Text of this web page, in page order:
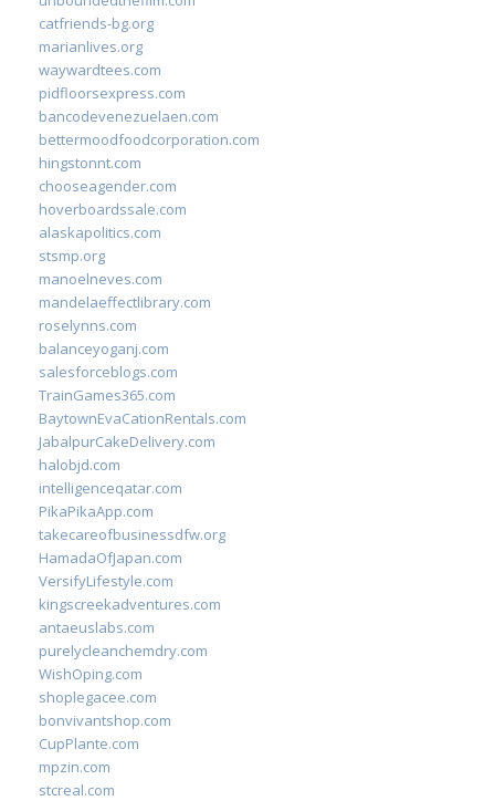
catfriends-bg.org
marianlives.org
waywardtees.com
pidfloorsexpress.com
bancodevenezuelaen.com
bettermoodfoodcorporation.com
hingstonnt.com
chooseagender.com
hoverboardssale.com
alaskapolitics.com
stsmp.org
manoelneves.com
mandelaeffectlibrary.com
roselynns.com
balanceyoganj.com
salesforceblogs.com
TrainGames365.com
BaytownEvaCationRentals.com
JabalpurCakeDelivery.com
halobjd.com
intelligenceqatar.com
PikaPikaApp.com
takecareofbusinessdfw.org
HamadaOfJapan.com
VersifyLifestyle.com
kingscreekadventures.com
antaeuslabs.com
purelycleanchemdry.com
WishOping.com
shoplegacee.com
bonvivantshop.com
CupPlante.com
mpzin.com
stcreal.com